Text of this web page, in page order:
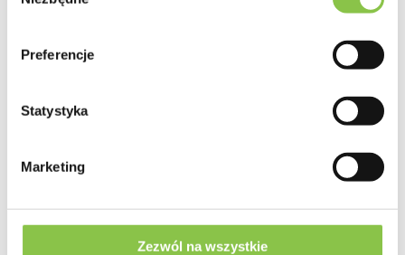
Preferencje
Statystyka
Marketing
Zezwól na wszystkie